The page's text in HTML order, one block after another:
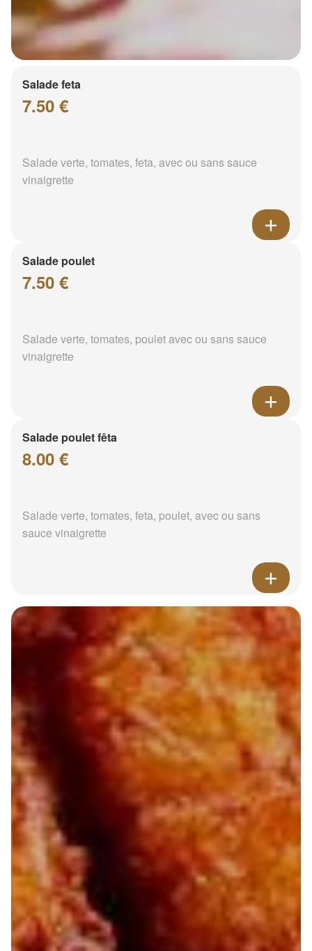
Salade feta
7.50 €
Salade verte, tomates, feta, avec ou sans sauce
vinaigrette
Salade poulet
7.50 €
Salade verte, tomates, poulet avec ou sans sauce
vinaigrette
Salade poulet fêta
8.00 €
Salade verte, tomates, feta, poulet, avec ou sans
sauce vinaigrette